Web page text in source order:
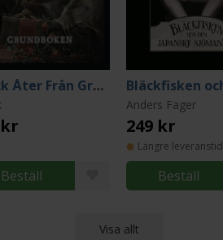
Chock Åter Från Graven - Grundboken
Beställ
Anders Fager
249 kr
Längre leveranstid
Beställ
Visa allt